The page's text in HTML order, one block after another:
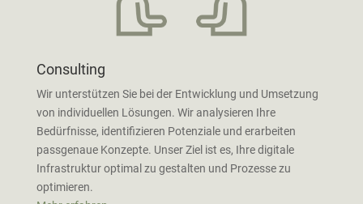
Consulting
Wir unterstützen Sie bei der Entwicklung und Umsetzung
von individuellen Lösungen. Wir analysieren Ihre
Bedürfnisse, identifizieren Potenziale und erarbeiten
passgenaue Konzepte. Unser Ziel ist es, Ihre digitale
Infrastruktur optimal zu gestalten und Prozesse zu
optimieren.